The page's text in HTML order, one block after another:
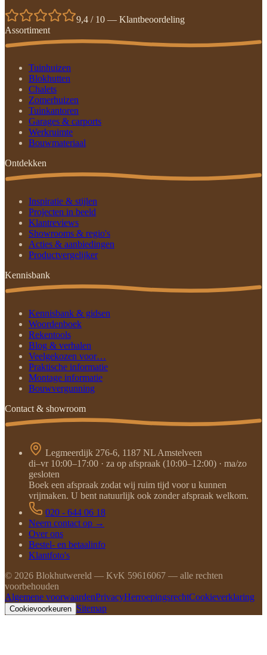
9,4 / 10 — Klantbeoordeling
Assortiment
Tuinhuizen
Blokhutten
Chalets
Zomerhuizen
Tuinkantoren
Garages & carports
Werkruimte
Bouwmateriaal
Ontdekken
Inspiratie & stijlen
Projecten in beeld
Klantreviews
Showrooms & regio's
Acties & aanbiedingen
Productvergelijker
Kennisbank
Kennisbank & gidsen
Woordenboek
Rekentools
Blog & verhalen
Veelgekozen voor…
Praktische informatie
Montage informatie
Bouwvergunning
Contact & showroom
Legmeerdijk 276-6, 1187 NL Amstelveen
di–vr 10:00–17:00 · za op afspraak (10:00–12:00) · ma/zo
gesloten
Boek een afspraak zodat wij ruim tijd voor u kunnen
vrijmaken. U bent natuurlijk ook zonder afspraak welkom.
020 - 644 06 18
Neem contact op →
Over ons
Bestel- en betaalinfo
Klantfoto's
© 2026 Blokhutwereld — KvK 59616067 — alle rechten
voorbehouden
Algemene voorwaardenPrivacyHerroepingsrechtCookieverklaring
Cookievoorkeuren Sitemap